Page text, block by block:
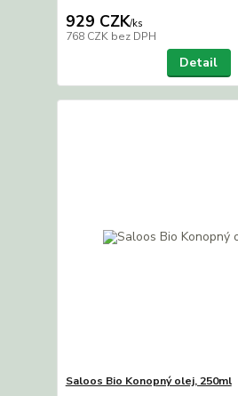
929 CZK/ks
768 CZK bez DPH
Detail
Saloos Bio Konopný olej, 250ml